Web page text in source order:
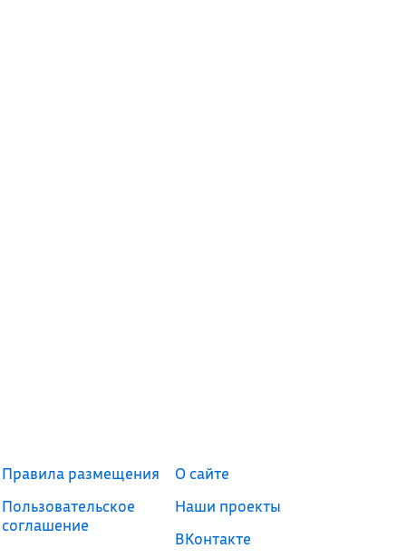
Правила размещения
Пользовательское
соглашение
О сайте
Наши проекты
ВКонтакте